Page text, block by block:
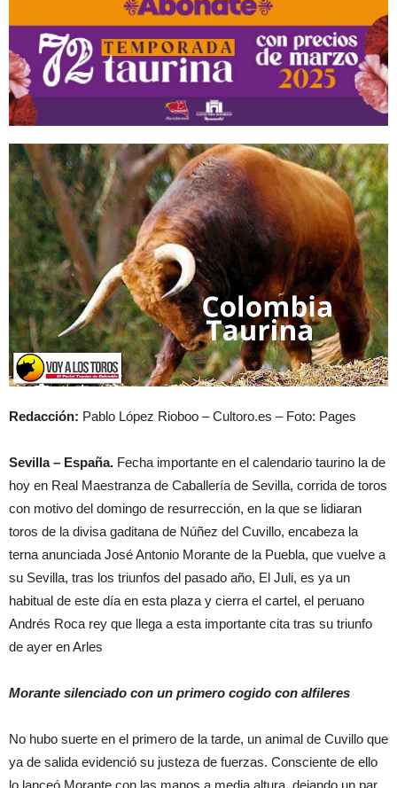
Redacción: Pablo López Rioboo – Cultoro.es – Foto: Pages
Sevilla – España. Fecha importante en el calendario taurino la de
hoy en Real Maestranza de Caballería de Sevilla, corrida de toros
con motivo del domingo de resurrección, en la que se lidiaran
toros de la divisa gaditana de Núñez del Cuvillo, encabeza la
terna anunciada José Antonio Morante de la Puebla, que vuelve a
su Sevilla, tras los triunfos del pasado año, El Juli, es ya un
habitual de este día en esta plaza y cierra el cartel, el peruano
Andrés Roca rey que llega a esta importante cita tras su triunfo
de ayer en Arles
Morante silenciado con un primero cogido con alfileres
No hubo suerte en el primero de la tarde, un animal de Cuvillo que
ya de salida evidenció su justeza de fuerzas. Consciente de ello